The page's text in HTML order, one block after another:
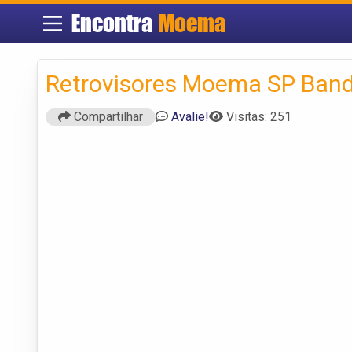
Encontra Moema
Retrovisores Moema SP
Compartilhar Avalie! Visitas: 251